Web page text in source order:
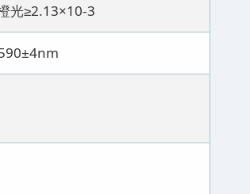
光≥2.13×10-3